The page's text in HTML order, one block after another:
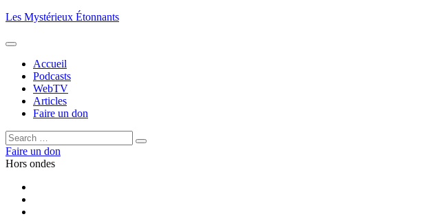
Aller
contenu
Les Mystérieux Étonnants
Accueil
Podcasts
WebTV
Articles
Faire un don
Rechercher :
Rechercher
Faire un don
Hors ondes